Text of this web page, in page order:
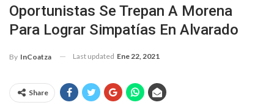
Oportunistas Se Trepan A Morena
Para Lograr Simpatías En Alvarado
By InCoatza Last updated Ene 22, 2021
Share